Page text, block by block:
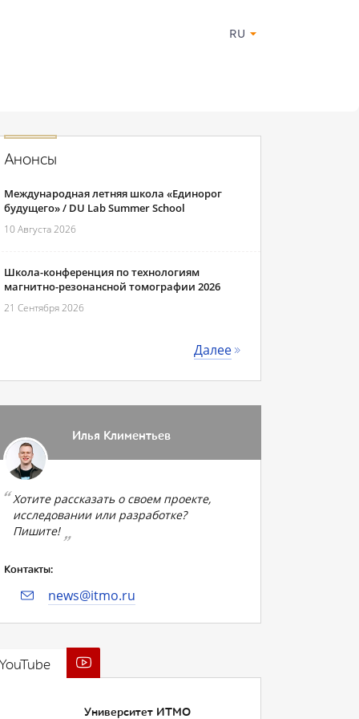
RU
Анонсы
Международная летняя школа «Единорог
будущего» / DU Lab Summer School
10 Августа 2026
Школа-конференция по технологиям
магнитно-резонансной томографии 2026
21 Сентября 2026
Далее
Илья Климентьев
Хотите рассказать о своем проекте,
исследовании или разработке?
Пишите!
Контакты:
news@itmo.ru
Университет ИТМО